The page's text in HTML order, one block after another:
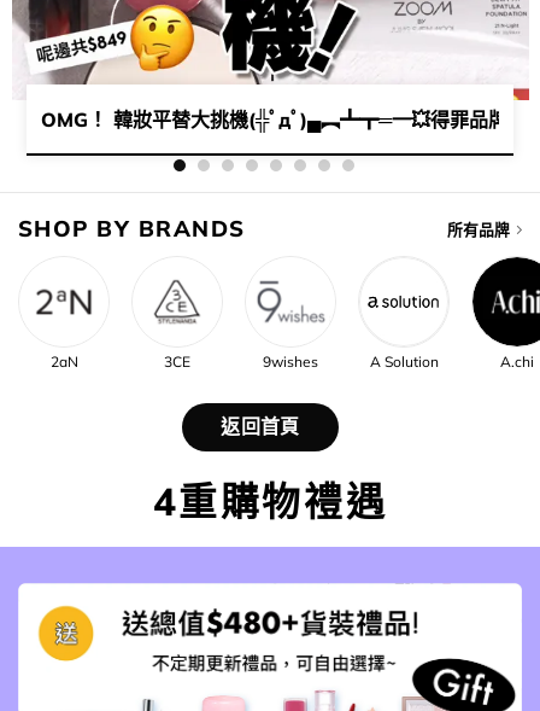
OMG！ 韓妝平替大挑機(╬ﾟдﾟ)▄︻┻┳═一​💥​得罪品牌系
搭配色🤎 ​​2023 SS 必須擁有🤩​
SHOP BY BRANDS 所有品牌
2aN 3CE 9wishes A Solution A.chi
返回首頁
4重購物禮遇